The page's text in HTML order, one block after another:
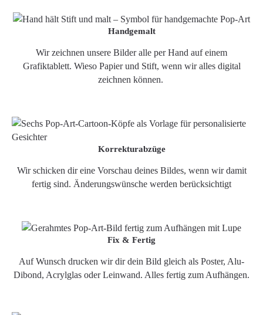
Handgemalt
Wir zeichnen unsere Bilder alle per Hand auf einem
Grafiktablett. Wieso Papier und Stift, wenn wir alles digital
zeichnen können.
Korrekturabzüge
Wir schicken dir eine Vorschau deines Bildes, wenn wir damit
fertig sind. Änderungswünsche werden berücksichtigt
Fix & Fertig
Auf Wunsch drucken wir dir dein Bild gleich als Poster, Alu-
Dibond, Acrylglas oder Leinwand. Alles fertig zum Aufhängen.